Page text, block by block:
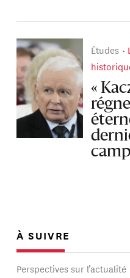
Études
«
À SUIVRE
Perspectives sur l’actualité